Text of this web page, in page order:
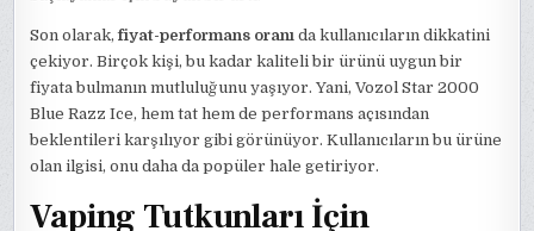
Son olarak,fiyat-performans oranı da kullanıcıların dikkatini
çekiyor. Birçok kişi, bu kadar kaliteli bir ürünü uygun bir
fiyata bulmanın mutluluğunu yaşıyor. Yani, Vozol Star 2000
Blue Razz Ice, hem tat hem de performans açısından
beklentileri karşılıyor gibi görünüyor. Kullanıcıların bu ürüne
olan ilgisi, onu daha da popüler hale getiriyor.
Vaping Tutkunları İçin